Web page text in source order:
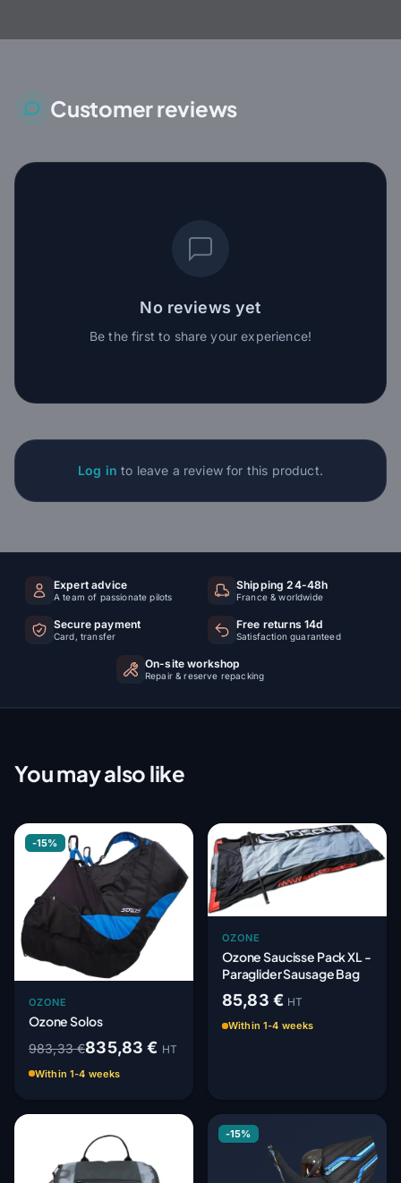
Customer reviews
No reviews yet
Be the first to share your experience!
Log in to leave a review for this product.
Expert advice
A team of passionate pilots
Shipping 24-48h
France & worldwide
Secure payment
Card, transfer
Free returns 14d
Satisfaction guaranteed
On-site workshop
Repair & reserve repacking
You may also like
-15%
OZONE
Ozone Solos
983,33 €835,83 € HT
Within 1-4 weeks
OZONE
Ozone Saucisse Pack XL -
Paraglider Sausage Bag
85,83 € HT
Within 1-4 weeks
-15%